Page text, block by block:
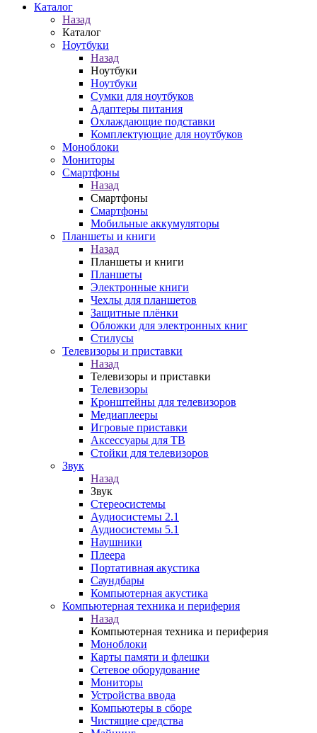
Каталог
Назад
Каталог
Ноутбуки
Назад
Ноутбуки
Ноутбуки
Сумки для ноутбуков
Адаптеры питания
Охлаждающие подставки
Комплектующие для ноутбуков
Моноблоки
Мониторы
Смартфоны
Назад
Смартфоны
Смартфоны
Мобильные аккумуляторы
Планшеты и книги
Назад
Планшеты и книги
Планшеты
Электронные книги
Чехлы для планшетов
Защитные плёнки
Обложки для электронных книг
Стилусы
Телевизоры и приставки
Назад
Телевизоры и приставки
Телевизоры
Кронштейны для телевизоров
Медиаплееры
Игровые приставки
Аксессуары для ТВ
Стойки для телевизоров
Звук
Назад
Звук
Стереосистемы
Аудиосистемы 2.1
Аудиосистемы 5.1
Наушники
Плеера
Портативная акустика
Саундбары
Компьютерная акустика
Компьютерная техника и периферия
Назад
Компьютерная техника и периферия
Моноблоки
Карты памяти и флешки
Сетевое оборудование
Мониторы
Устройства ввода
Компьютеры в сборе
Чистящие средства